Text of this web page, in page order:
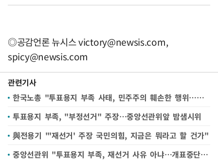
◎공감언론 뉴시스victory@newsis.com,
spicy@newsis.com
관련기사
한국노총 "투표용지 부족 사태, 민주주의 훼손한 행위…철저히 조사"
투표용지 부족, "부정선거" 주장…중앙선관위앞 밤샘시위
與전용기 "'재선거' 주장 국민의힘, 지금은 뭐라고 할 건가"
중앙선관위 "투표용지 부족, 재선거 사유 아냐…개표중단 불가"(종합)